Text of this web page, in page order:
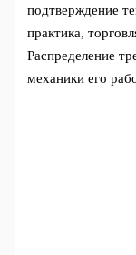
подтверждение
практика,
Распределение
механики его